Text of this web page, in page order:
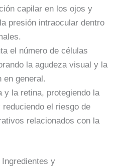
capilar en los ojos y
presión intraocular dentro
el número de células
la agudeza visual y la
en general.
y la retina, protegiendo la
el riesgo de
relacionados con la
y